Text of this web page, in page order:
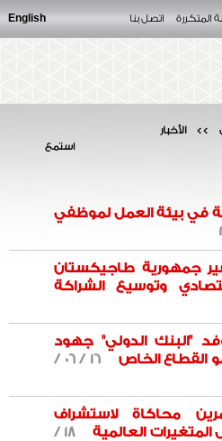
المتكررة اتصل بنا English
استمع
>> الأخبار
في بيئة العمل لموظفي
جمهورية طاجيكستان
وتوسيع الشراكة
"البنك الدولي" جهود
القطاع الخاص
16 / 06 /
محاكاة لاستشراف
المتغيرات العالمية
18 /